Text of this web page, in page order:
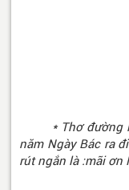
Anh
* Thơ đường
năm Ngày Bác ra
rút ngắn là :mãi ơn